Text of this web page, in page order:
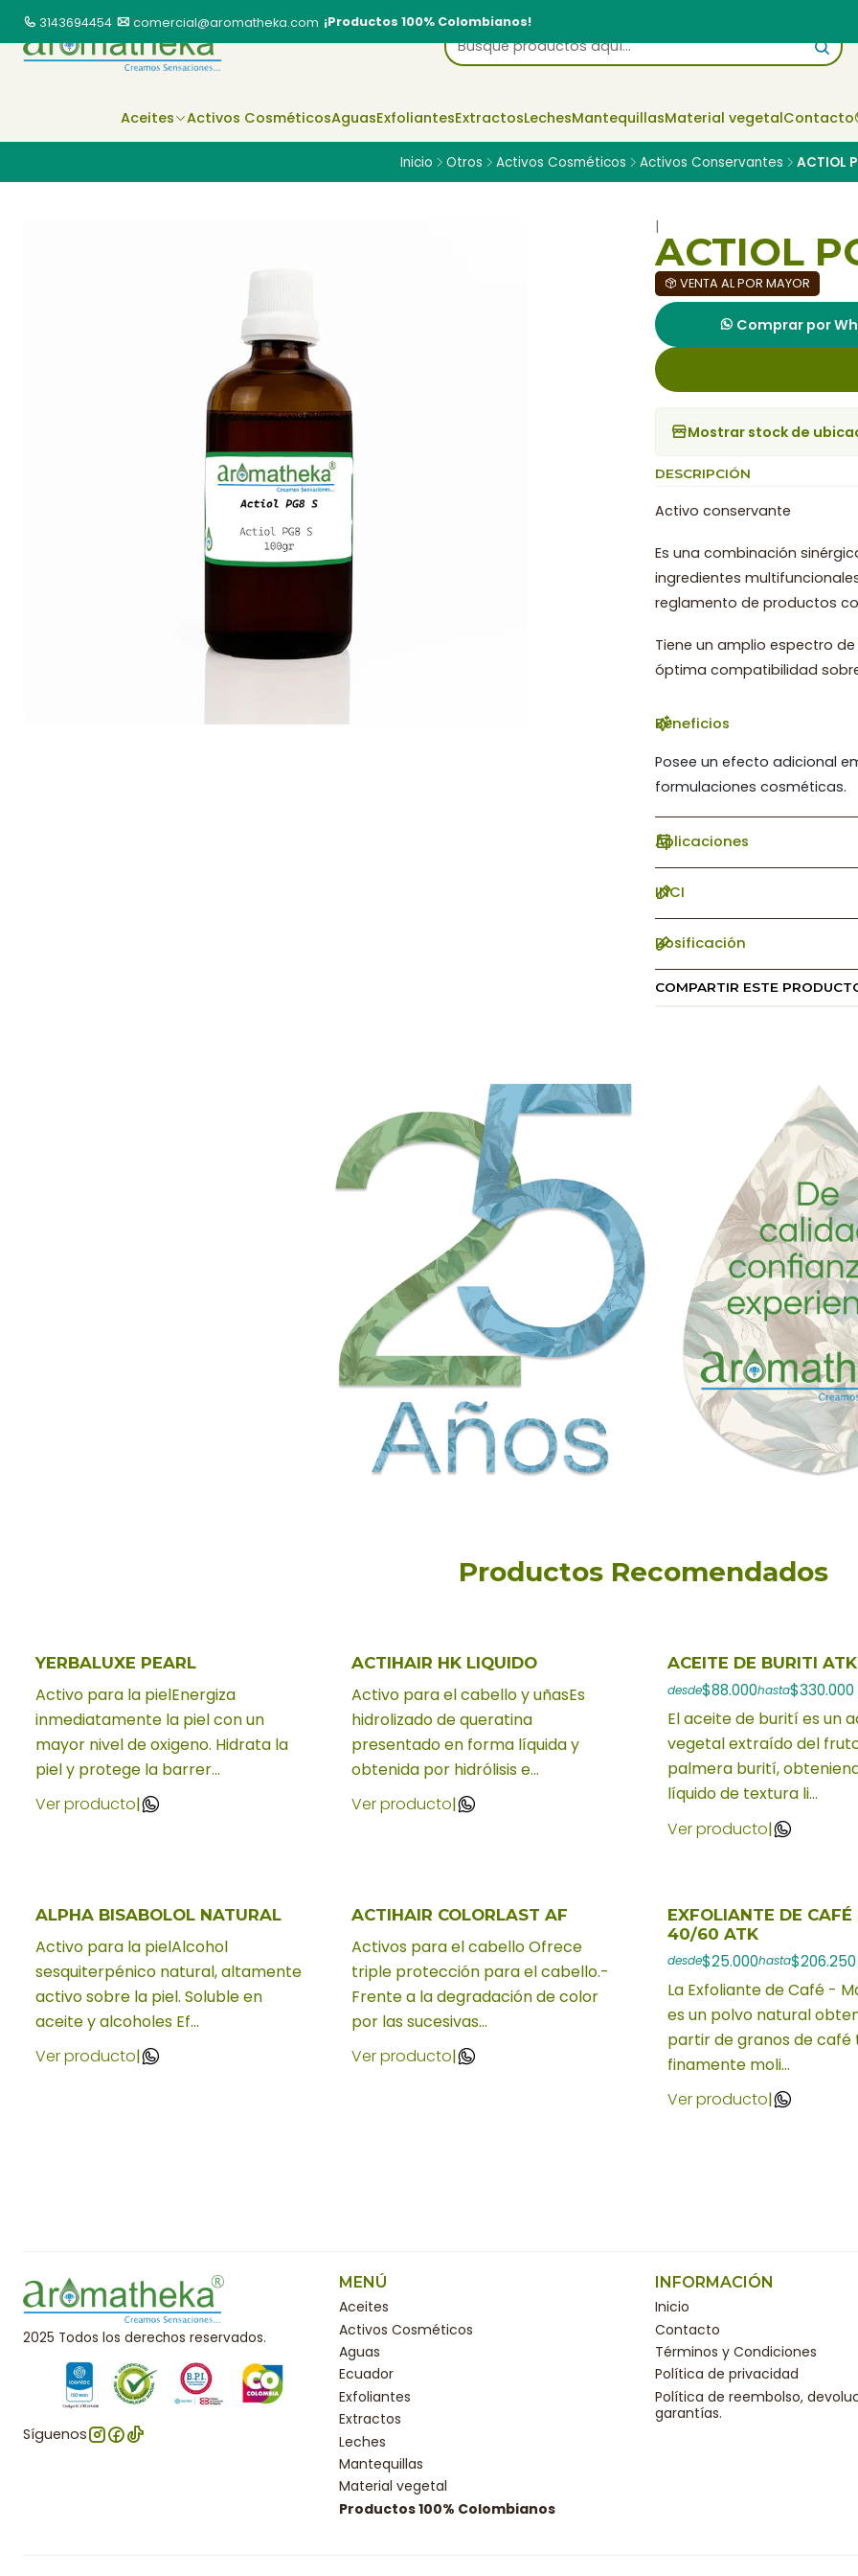
Aceites Activos CosméticosAguasExfoliantesExtractosLechesMantequillasMaterial vegetalContacto
3143694454 comercial@aromatheka.com ¡Productos 100% Colombianos!
Inicio Otros Activos Cosméticos Activos Conservantes ACTIOL
|
ACTIOL
VENTA AL POR MAYOR
Comprar por
Mostrar stock de
DESCRIPCIÓN
Activo conservante
Es una combinación
ingredientes
reglamento de productos
Tiene un amplio espectro
óptima compatibilidad
Beneficios
Posee un efecto adicional
formulaciones cosméticas.
Aplicaciones
INCI
Dosificación
COMPARTIR ESTE
Productos Recomendados
YERBALUXE PEARL
Activo para la pielEnergiza
inmediatamente la piel con un
mayor nivel de oxigeno. Hidrata la
piel y protege la barrer...
Ver producto|
ACTIHAIR HK LIQUIDO
Activo para el cabello y uñasEs
hidrolizado de queratina
presentado en forma líquida y
obtenida por hidrólisis e...
Ver producto|
ACEITE DE BURITI ATK
desde$88.000hasta$330.000
El aceite de burití es un
vegetal extraído del
palmera burití,
líquido de textura li...
Ver producto|
ALPHA BISABOLOL NATURAL
Activo para la pielAlcohol
sesquiterpénico natural, altamente
activo sobre la piel. Soluble en
aceite y alcoholes Ef...
Ver producto|
ACTIHAIR COLORLAST AF
Activos para el cabello Ofrece
triple protección para el cabello.-
Frente a la degradación de color
por las sucesivas...
Ver producto|
EXFOLIANTE DE
40/60 ATK
desde$25.000hasta$206.250
La Exfoliante de Café -
es un polvo natural
partir de granos de café
finamente moli...
Ver producto|
2025 Todos los derechos reservados.
Síguenos
MENÚ
Aceites
Activos Cosméticos
Aguas
Ecuador
Exfoliantes
Extractos
Leches
Mantequillas
Material vegetal
Productos 100% Colombianos
INFORMACIÓN
Inicio
Contacto
Términos y Condiciones
Política de privacidad
Política de reembolso,
garantías.